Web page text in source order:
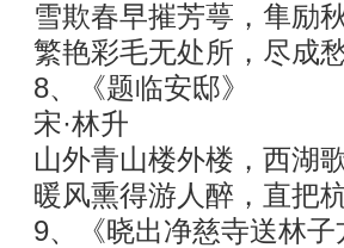
雪欺春早摧芳萼，隼励
繁艳彩毛无处所，尽成
8、《题临安邸》
宋·林升
山外青山楼外楼，西湖
暖风熏得游人醉，直把
9、《晓出净慈寺送林子